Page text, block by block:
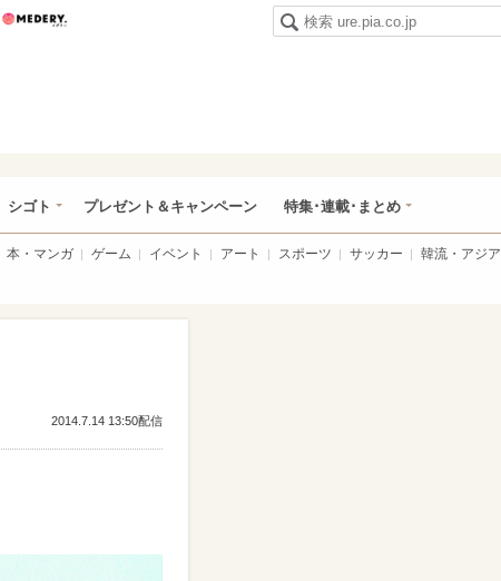
うまい肉
シゴト プレゼント＆キャンペーン 特集･連載･まとめ
本・マンガ ゲーム イベント アート スポーツ サッカー
韓流・アジア
2014.7.14 13:50配信